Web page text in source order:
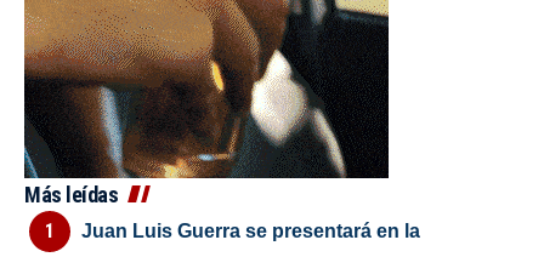
Más leídas
Juan Luis Guerra se presentará en la